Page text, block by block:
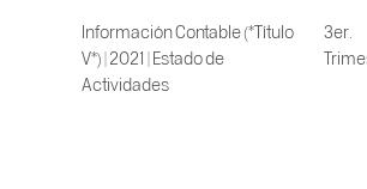
Información Contable (*Título
V*) | 2021 | Estado de
Actividades
3er.